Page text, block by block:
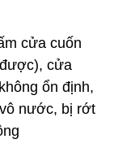
cửa cuốn
cửa
ổn định,
nước, bị rớt